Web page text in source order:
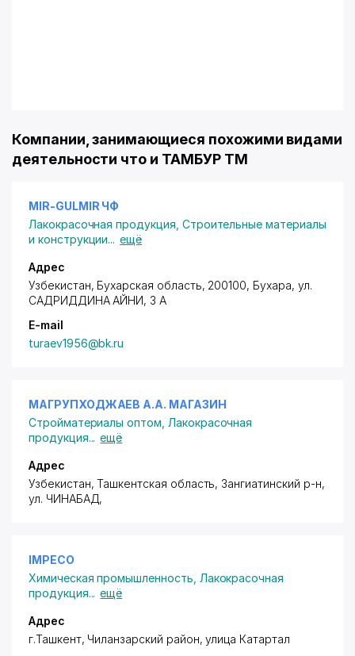
Компании, занимающиеся похожими видами
деятельности что и ТАМБУР ТМ
MIR-GULMIR ЧФ
Лакокрасочная продукция Строительные материалы
и конструкции... ещё
Адрес
Узбекистан, Бухарская область, 200100, Бухара, ул.
САДРИДДИНА АЙНИ, 3 А
E-mail
turaev1956@bk.ru
МАГРУПХОДЖАЕВ А.А. МАГАЗИН
Стройматериалы оптом Лакокрасочная
продукция... ещё
Адрес
Узбекистан, Ташкентская область, Зангиатинский р-н,
ул. ЧИНАБАД,
IMPECO
Химическая промышленность Лакокрасочная
продукция... ещё
Адрес
г.Ташкент, Чиланзарский район, улица Катартал